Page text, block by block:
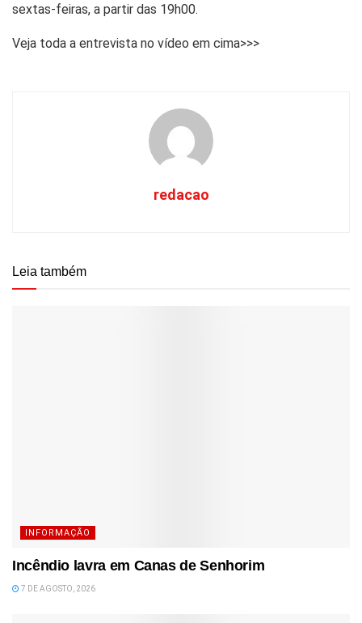
sextas-feiras, a partir das 19h00.
Veja toda a entrevista no vídeo em cima>>>
redacao
Leia também
INFORMAÇÃO
Incêndio lavra em Canas de Senhorim
7 DE AGOSTO, 2026